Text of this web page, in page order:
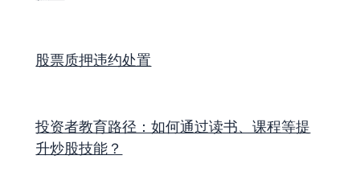
股票质押违约处置
投资者教育路径：如何通过读书、课程等提
升炒股技能？